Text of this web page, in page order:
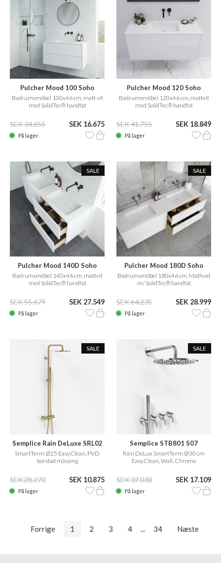
Pulcher Mood 100 Soho
Badrumsmöbel 100x46 cm, matt vit
med SolidTec® handfat
SEK 34.655 SEK 16.675
På lager
Pulcher Mood 120 Soho
Badrumsmöbel 120x46 cm, mattvit
med SolidTec® handfat
SEK 41.755 SEK 18.849
På lager
SALE
Pulcher Mood 140D Soho
Badrumsmöbel 140x46 cm, mattvit
med SolidTec® handfat
SEK 55.679 SEK 27.549
På lager
SALE
Pulcher Mood 180D Soho
Badrumsmöbel 180x46 cm, Mathvid
m/ SolidTec® handfat
SEK 64.235 SEK 28.999
På lager
SALE
Semplice Rain DeLuxe SRL02
SmartTerm Ø25 EasyClean, PVD
borstad mässing
SEK 28.270 SEK 10.875
På lager
SALE
Semplice STB801 S07
Rain DeLux SmartTerm Ø30 cm
EasyClean, Wall, Chrome
SEK 37.030 SEK 17.109
På lager
Forrige 1 2 3 4 ... 34 Næste